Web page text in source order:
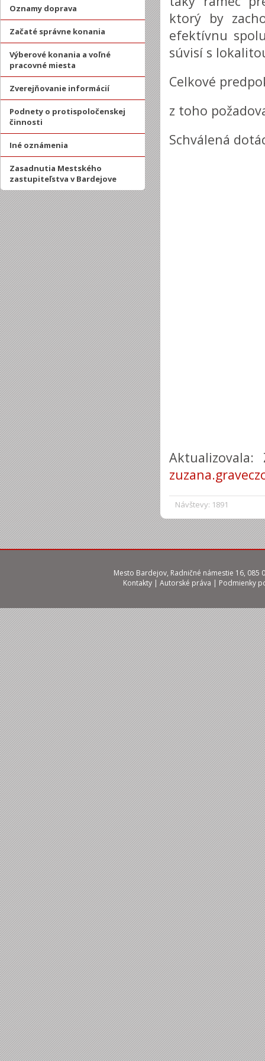
Oznamy doprava
Začaté správne konania
Výberové konania a voľné
pracovné miesta
Zverejňovanie informácií
Podnety o protispoločenskej
činnosti
Iné oznámenia
Zasadnutia Mestského
zastupiteľstva v Bardejove
Návštevy: 1891
ktorý by
efektívnu
súvisí s
Celkové
z toho
Schválená
Aktualizovala:
Mesto Bardejov, Radničné námestie 16, 085
Kontakty | Autorské práva | Podmienky